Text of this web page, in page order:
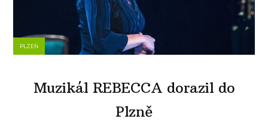
PLZEŇ
Muzikál REBECCA dorazil do
Plzně